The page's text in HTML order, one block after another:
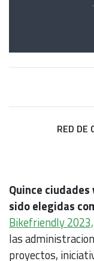
RED DE
Quince ciudades
sido elegidas
Bikefriendly 2023,
las
proyectos,